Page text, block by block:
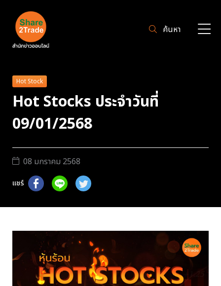
ค้นหา
Hot Stock
Hot Stocks ประจำวันที่
09/01/2568
08 มกราคม 2568
แชร์